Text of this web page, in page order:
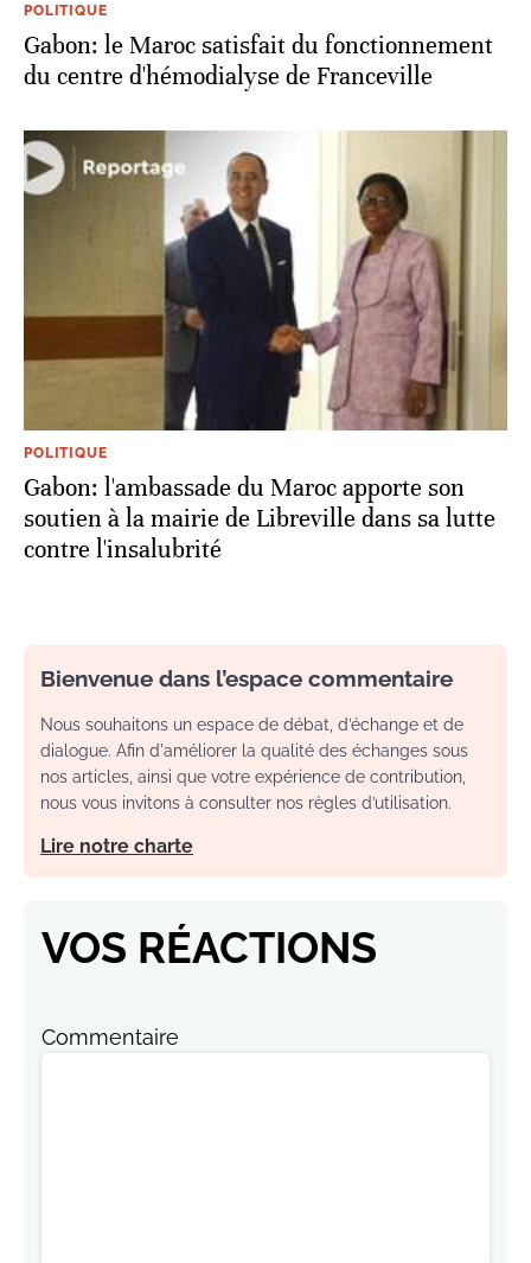
POLITIQUE
Gabon: le Maroc satisfait du fonctionnement
du centre d'hémodialyse de Franceville
POLITIQUE
Gabon: l'ambassade du Maroc apporte son
soutien à la mairie de Libreville dans sa lutte
contre l'insalubrité
Bienvenue dans l’espace commentaire
Nous souhaitons un espace de débat, d’échange et de
dialogue. Afin d'améliorer la qualité des échanges sous
nos articles, ainsi que votre expérience de contribution,
nous vous invitons à consulter nos règles d’utilisation.
Lire notre charte
VOS RÉACTIONS
Commentaire